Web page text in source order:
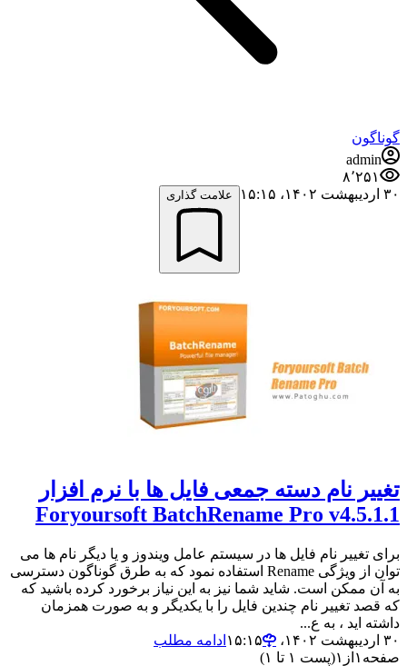
گوناگون
admin
۸٬۲۵۱
۳۰ اردیبهشت ۱۴۰۲،‏ ۱۵:۱۵
علامت گذاری
تغییر نام دسته جمعی فایل ها با نرم افزار
Foryoursoft BatchRename Pro v4.5.1.1
برای تغییر نام فایل ها در سیستم عامل ویندوز و یا دیگر نام ها می
توان از ویژگی Rename استفاده نمود که به طرق گوناگون دسترسی
به آن ممکن است. شاید شما نیز به این نیاز برخورد کرده باشید که
که قصد تغییر نام چندین فایل را با یکدیگر و به صورت همزمان
داشته اید ، به ع...
۳۰ اردیبهشت ۱۴۰۲،‏ ۱۵:۱۵
ادامه مطلب
صفحه ۱ از ۱(پست ۱ تا ۱)